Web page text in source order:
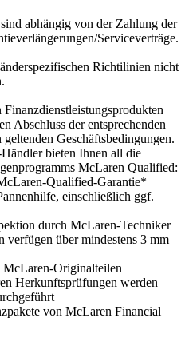
abhängig von der Zahlung der
Serviceverträge.
Richtilinien nicht
Abschluss der entsprechenden
Geschäftsbedingungen.
bieten Ihnen all die
McLaren Qualified:
Qualified-Garantie*
einschließlich ggf.
durch McLaren-Techniker
verfügen über mindestens 3 mm
McLaren-Originalteilen
Herkunftsprüfungen werden
von McLaren Financial